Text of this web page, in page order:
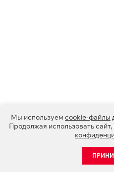
Мы используем cookie-файлы
Продолжая использовать